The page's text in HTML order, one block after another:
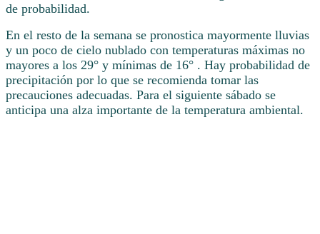
de probabilidad.
En el resto de la semana se pronostica mayormente lluvias
y un poco de cielo nublado con temperaturas máximas no
mayores a los 29° y mínimas de 16° . Hay probabilidad de
precipitación por lo que se recomienda tomar las
precauciones adecuadas. Para el siguiente sábado se
anticipa una alza importante de la temperatura ambiental.